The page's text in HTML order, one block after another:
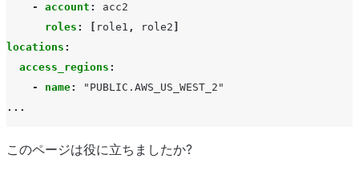
-
account :
acc2
roles : role1 , role2
locations :
access_regions :
-
name:
"PUBLIC.AWS_US_WEST_2"
...
このページは役に立ちましたか?